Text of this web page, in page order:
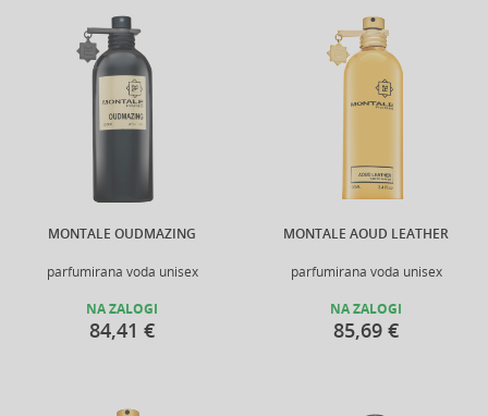
MONTALE OUDMAZING
parfumirana voda unisex
NA ZALOGI
84,41 €
MONTALE AOUD LEATHER
parfumirana voda unisex
NA ZALOGI
85,69 €